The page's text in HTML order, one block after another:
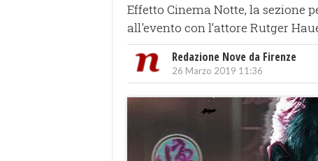
Effetto Cinema Notte, la sezione
all'evento con l’attore Rutger
Redazione Nove da Firenze
26 Marzo 2019 11:36